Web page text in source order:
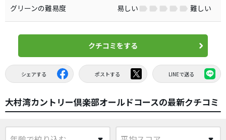
グリーンの難易度
易しい 難しい
クチコミをする
シェアする ポストする LINEで送る
大村湾カントリー倶楽部オールドコースの最新クチコミ